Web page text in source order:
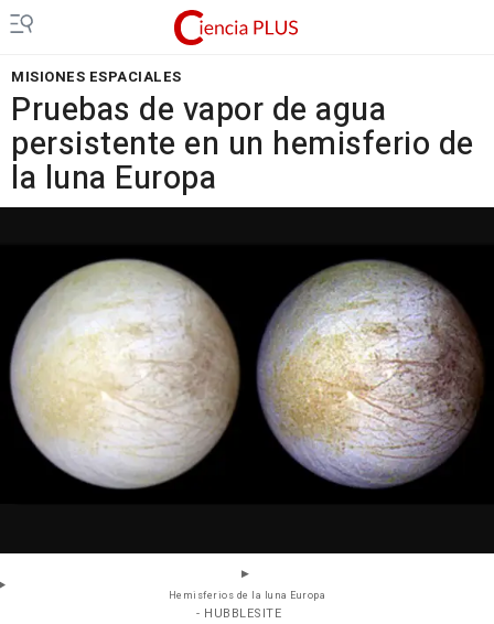
MISIONES ESPACIALES
Pruebas de vapor de agua
persistente en un hemisferio de
la luna Europa
Hemisferios de la luna Europa
- HUBBLESITE